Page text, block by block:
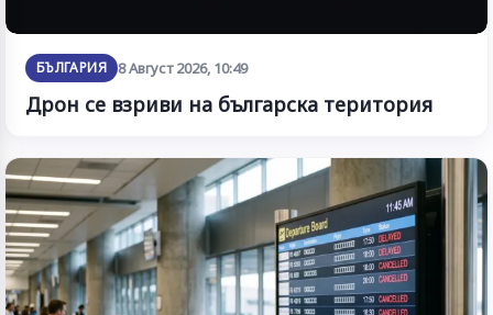
БЪЛГАРИЯ 8 Август 2026, 10:49
Дрон се взриви на българска територия